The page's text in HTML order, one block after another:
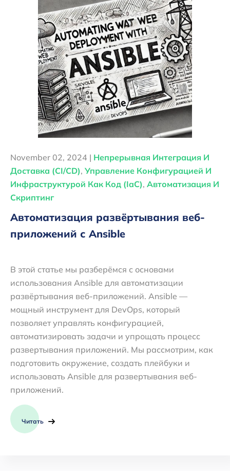
November 02, 2024 | Непрерывная Интеграция И
Доставка (CI/CD), Управление Конфигурацией И
Инфраструктурой Как Код (IaC), Автоматизация И
Скриптинг
Автоматизация развёртывания веб-
приложений с Ansible
В этой статье мы разберёмся с основами
использования Ansible для автоматизации
развёртывания веб-приложений. Ansible —
мощный инструмент для DevOps, который
позволяет управлять конфигурацией,
автоматизировать задачи и упрощать процесс
развертывания приложений. Мы рассмотрим, как
подготовить окружение, создать плейбуки и
использовать Ansible для развертывания веб-
приложений.
Читать